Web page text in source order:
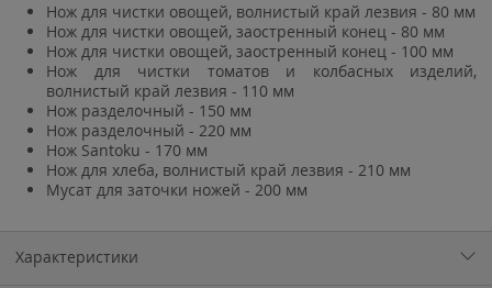
Нож для чистки овощей, волнистый край лезвия - 80 мм
Нож для чистки овощей, заостренный конец - 80 мм
Нож для чистки овощей, заостренный конец - 100 мм
Нож для чистки томатов и колбасных изделий,
волнистый край лезвия - 110 мм
Нож разделочный - 150 мм
Нож разделочный - 220 мм
Нож Santoku - 170 мм
Нож для хлеба, волнистый край лезвия - 210 мм
Мусат для заточки ножей - 200 мм
Характеристики